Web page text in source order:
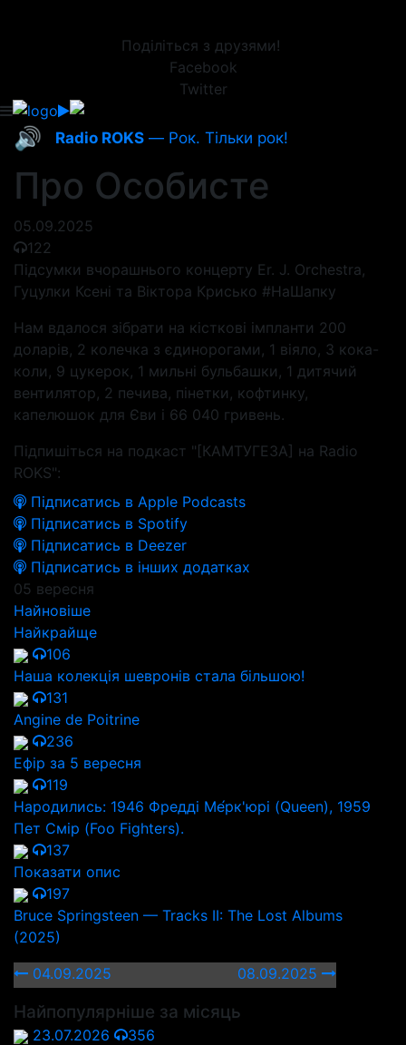
Поділіться з друзями!
Facebook
Twitter
🔊 Radio ROKS — Рок. Тільки рок!
Про Особисте
05.09.2025
122
Підсумки вчорашнього концерту Er. J. Orchestra,
Гуцулки Ксені та Віктора Крисько #НаШапку
Нам вдалося зібрати на кісткові імпланти 200
доларів, 2 колечка з єдинорогами, 1 віяло, 3 кока-
коли, 9 цукерок, 1 мильні бульбашки, 1 дитячий
вентилятор, 2 печива, пінетки, кофтинку,
капелюшок для Єви і 66 040 гривень.
Підпишіться на подкаст "[КАМТУГЕЗА] на Radio
ROKS":
Підписатись в Apple Podcasts
Підписатись в Spotify
Підписатись в Deezer
Підписатись в інших додатках
05 вересня
Найновіше
Найкрайще
106
Наша колекція шевронів стала більшою!
131
Angine de Poitrine
236
Ефір за 5 вересня
119
Народились: 1946 Фредді Ме́рк'юрі (Queen), 1959
Пет Смір (Foo Fighters).
137
Показати опис
197
Bruce Springsteen — Tracks II: The Lost Albums
(2025)
04.09.2025
08.09.2025
Найпопулярніше за місяць
23.07.2026
356